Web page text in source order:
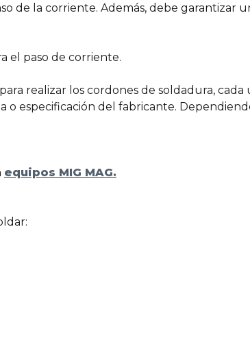
de la corriente. Además, debe garantizar
el paso de corriente.
realizar los cordones de soldadura,
o especificación del fabricante.
equipos MIG MAG.